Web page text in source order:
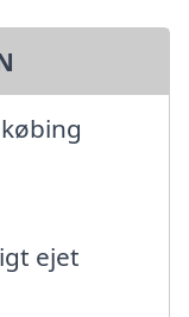
ejet